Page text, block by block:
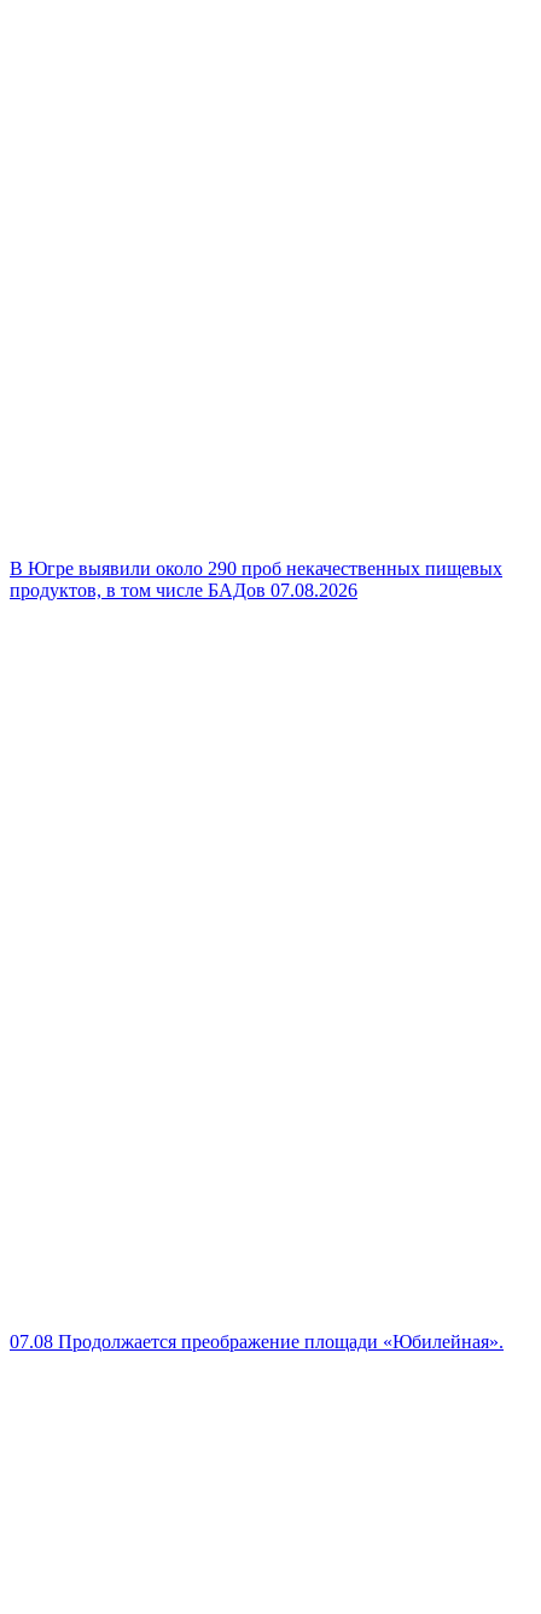
В Югре выявили около 290 проб некачественных пищевых
продуктов, в том числе БАДов 07.08.2026
07.08 Продолжается преображение площади «Юбилейная».